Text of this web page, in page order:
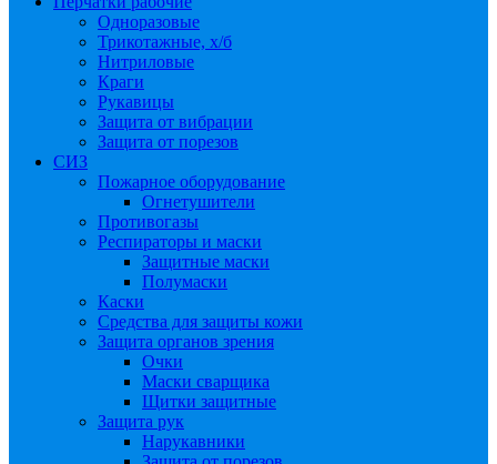
Одноразовые
Трикотажные, х/б
Нитриловые
Краги
Рукавицы
Защита от вибрации
Защита от порезов
СИЗ
Пожарное оборудование
Огнетушители
Противогазы
Респираторы и маски
Защитные маски
Полумаски
Каски
Средства для защиты кожи
Защита органов зрения
Очки
Маски сварщика
Щитки защитные
Защита рук
Нарукавники